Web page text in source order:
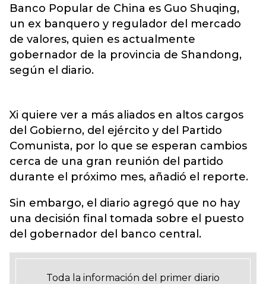
Banco Popular de China es Guo Shuqing,
un ex banquero y regulador del mercado
de valores, quien es actualmente
gobernador de la provincia de Shandong,
según el diario.
Xi quiere ver a más aliados en altos cargos
del Gobierno, del ejército y del Partido
Comunista, por lo que se esperan cambios
cerca de una gran reunión del partido
durante el próximo mes, añadió el reporte.
Sin embargo, el diario agregó que no hay
una decisión final tomada sobre el puesto
del gobernador del banco central.
Toda la información del primer diario